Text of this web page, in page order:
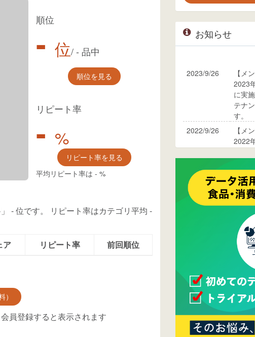
順位
- 位/- 品中
順位を見る
リピート率
- %
リピート率を見る
平均リピート率は - %
-位です。 リピート率はカテゴリ平均 -
ア リピート率 前回順位
員登録すると表示されます
お知らせ
2023/9/26
【メ
2023
に実
テナ
す。
2022/9/26
【メ
2022
りま
2017/05/17
ウレ
た。
ウレ
ョン
ペー
ウレ
ュー
2015/04/30
詳細は
2015/04/20
ウレ